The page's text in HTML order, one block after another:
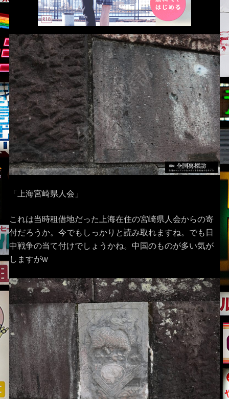
「上海宮崎県人会」
これは当時租借地だった上海在住の宮崎県人会からの寄
付だろうか。今でもしっかりと読み取れますね。でも日
中戦争の当て付けでしょうかね。中国のものが多い気が
しますがw